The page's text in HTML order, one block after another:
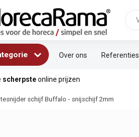
Over ons Referenties
scherpsteonline prijzen
schijf Buffalo - snijschijf 2mm